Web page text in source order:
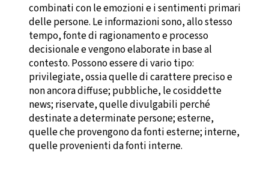
combinati con le emozioni e i sentimenti primari
delle persone. Le informazioni sono, allo stesso
tempo, fonte di ragionamento e processo
decisionale e vengono elaborate in base al
contesto. Possono essere di vario tipo:
privilegiate, ossia quelle di carattere preciso e
non ancora diffuse; pubbliche, le cosiddette
news; riservate, quelle divulgabili perché
destinate a determinate persone; esterne,
quelle che provengono da fonti esterne; interne,
quelle provenienti da fonti interne.